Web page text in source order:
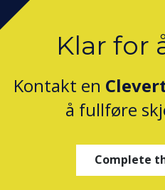
Klar for
Kontakt en
å fullføre
Complete